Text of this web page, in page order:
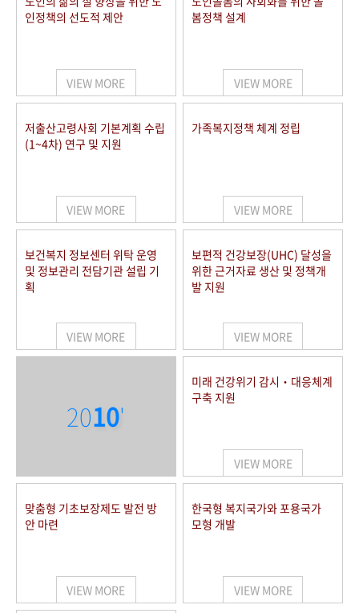
인정책의 선도적 제안
VIEW MORE
봄정책 설계
VIEW MORE
저출산고령사회 기본계획 수립
(1~4차) 연구 및 지원
VIEW MORE
가족복지정책 체계 정립
VIEW MORE
보건복지 정보센터 위탁 운영
및 정보관리 전담기관 설립 기
획
VIEW MORE
보편적 건강보장(UHC) 달성을
위한 근거자료 생산 및 정책개
발 지원
VIEW MORE
2010'
미래 건강위기 감시‧대응체계
구축 지원
VIEW MORE
맞춤형 기초보장제도 발전 방
안 마련
VIEW MORE
한국형 복지국가와 포용국가
모형 개발
VIEW MORE